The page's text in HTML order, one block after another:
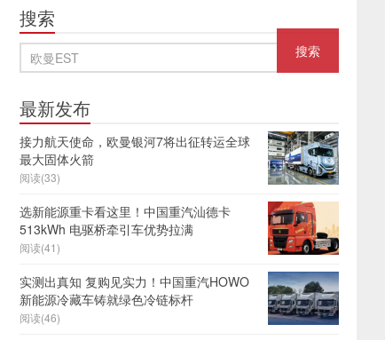
搜索
最新发布
接力航天使命，欧曼银河7将出征转运全球
最大固体火箭
阅读(33)
选新能源重卡看这里！中国重汽汕德卡
513kWh 电驱桥牵引车优势拉满
阅读(41)
实测出真知 复购见实力！中国重汽HOWO
新能源冷藏车铸就绿色冷链标杆
阅读(46)